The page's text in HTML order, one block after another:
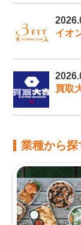
イオ
買取
業種から探